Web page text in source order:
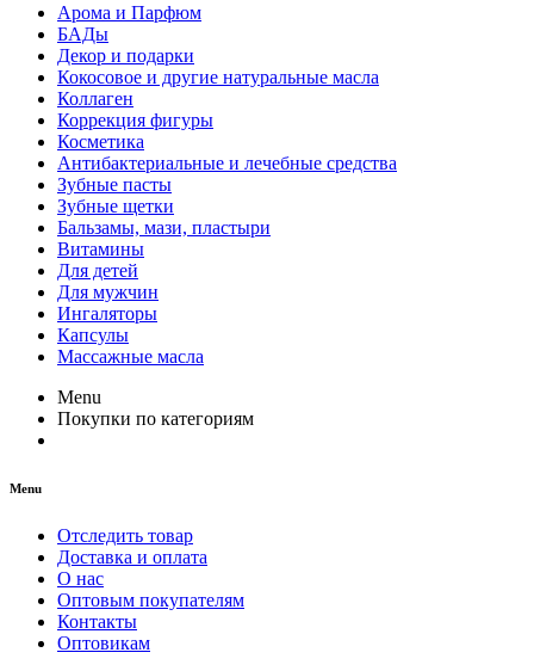
Арома и Парфюм
БАДы
Декор и подарки
Кокосовое и другие натуральные масла
Коллаген
Коррекция фигуры
Косметика
Антибактериальные и лечебные средства
Зубные пасты
Зубные щетки
Бальзамы, мази, пластыри
Витамины
Для детей
Для мужчин
Ингаляторы
Капсулы
Массажные масла
Menu
Покупки по категориям
Menu
Отследить товар
Доставка и оплата
О нас
Оптовым покупателям
Контакты
Оптовикам